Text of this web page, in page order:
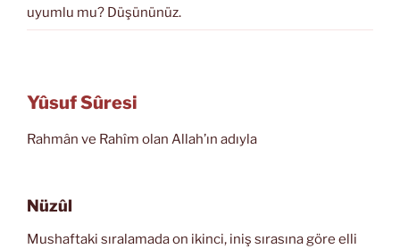
uyumlu mu? Düşününüz.
Yûsuf Sûresi
Rahmân ve Rahîm olan Allah’ın adıyla
Nüzûl
Mushaftaki sıralamada on ikinci, iniş sırasına göre elli